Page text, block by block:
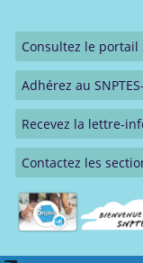
Consultez le portail
Adhérez au
Recevez la lettre-
Contactez les